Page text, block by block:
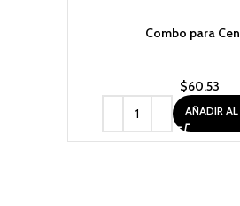
Combo para
$60.53
AÑADIR